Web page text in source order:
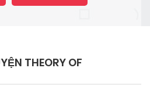
THEORY OF